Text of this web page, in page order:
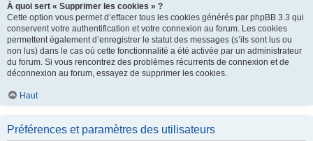
À quoi sert « Supprimer les cookies » ?
Cette option vous permet d’effacer tous les cookies générés par phpBB 3.3 qui
conservent votre authentification et votre connexion au forum. Les cookies
permettent également d’enregistrer le statut des messages (s’ils sont lus ou
non lus) dans le cas où cette fonctionnalité a été activée par un administrateur
du forum. Si vous rencontrez des problèmes récurrents de connexion et de
déconnexion au forum, essayez de supprimer les cookies.
Haut
Préférences et paramètres des utilisateurs